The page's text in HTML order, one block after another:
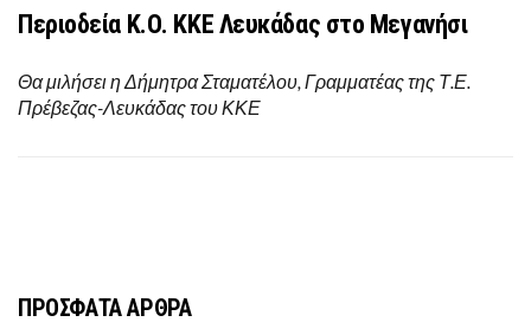
Περιοδεία Κ.Ο. ΚΚΕ Λευκάδας στο Μεγανήσι
Θα μιλήσει η Δήμητρα Σταματέλου, Γραμματέας της Τ.Ε.
Πρέβεζας-Λευκάδας του ΚΚΕ
ΠΡΟΣΦΑΤΑ ΑΡΘΡΑ